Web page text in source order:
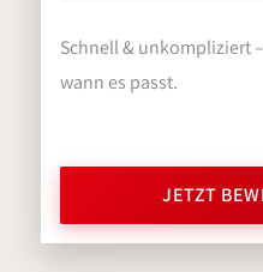
Schnell & unkompliziert
wann es passt.
JETZT